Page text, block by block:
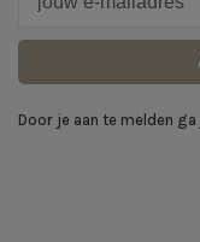
Door je aan te melden